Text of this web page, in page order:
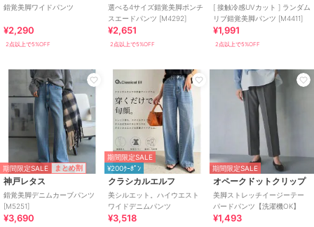
錯覚美脚ワイドパンツ
¥2,290
2点以上で5%OFF
選べる4サイズ錯覚美脚ポンチ
スエードパンツ [M4292]
¥2,651
2点以上で5%OFF
[ 接触冷感UVカット ] ランダム
リブ錯覚美脚パンツ [M4411]
¥1,991
2点以上で5%OFF
期間限定SALE まとめ割
神戸レタス
錯覚美脚デニムカーブパンツ
[M5251]
¥3,690
期間限定SALE
¥200ｸｰﾎﾟﾝ
クラシカルエルフ
美シルエット。ハイウエスト
ワイドデニムパンツ
¥3,518
期間限定SALE
オペークドットクリップ
美脚ストレッチイージーテー
パードパンツ【洗濯機OK】
¥1,493